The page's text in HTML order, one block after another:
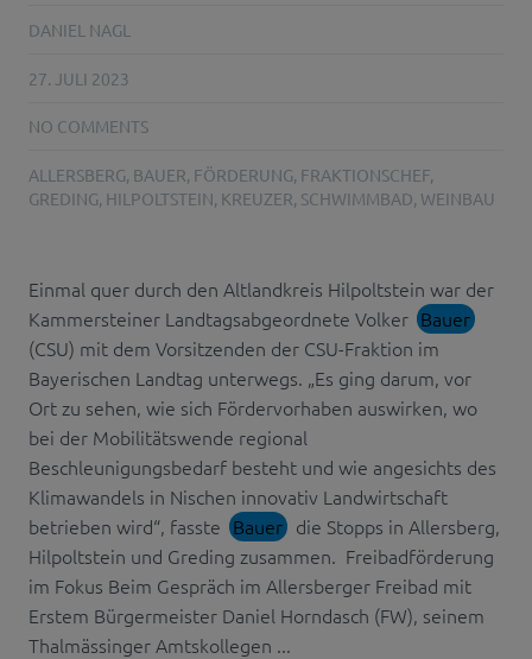
DANIEL NAGL
27. JULI 2023
NO COMMENTS
ALLERSBERG, BAUER, FÖRDERUNG, FRAKTIONSCHEF,
GREDING, HILPOLTSTEIN, KREUZER, SCHWIMMBAD, WEINBAU
Einmal quer durch den Altlandkreis Hilpoltstein war der
Kammersteiner Landtagsabgeordnete Volker Bauer
(CSU) mit dem Vorsitzenden der CSU-Fraktion im
Bayerischen Landtag unterwegs. „Es ging darum, vor
Ort zu sehen, wie sich Fördervorhaben auswirken, wo
bei der Mobilitätswende regional
Beschleunigungsbedarf besteht und wie angesichts des
Klimawandels in Nischen innovativ Landwirtschaft
betrieben wird“, fasste Bauer die Stopps in Allersberg,
Hilpoltstein und Greding zusammen. Freibadförderung
im Fokus Beim Gespräch im Allersberger Freibad mit
Erstem Bürgermeister Daniel Horndasch (FW), seinem
Thalmässinger Amtskollegen ...